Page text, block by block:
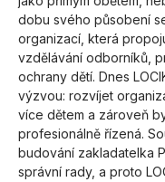
dobu svého působení
organizací, která
vzdělávání odborníků,
ochrany dětí. Dnes
výzvou: rozvíjet
více dětem a zároveň
profesionálně řízená.
budování zakladatelka
správní rady, a proto